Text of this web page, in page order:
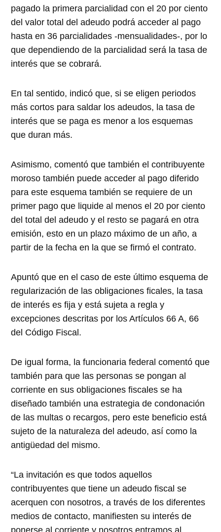
pagado la primera parcialidad con el 20 por ciento
del valor total del adeudo podrá acceder al pago
hasta en 36 parcialidades -mensualidades-, por lo
que dependiendo de la parcialidad será la tasa de
interés que se cobrará.
En tal sentido, indicó que, si se eligen periodos
más cortos para saldar los adeudos, la tasa de
interés que se paga es menor a los esquemas
que duran más.
Asimismo, comentó que también el contribuyente
moroso también puede acceder al pago diferido
para este esquema también se requiere de un
primer pago que liquide al menos el 20 por ciento
del total del adeudo y el resto se pagará en otra
emisión, esto en un plazo máximo de un año, a
partir de la fecha en la que se firmó el contrato.
Apuntó que en el caso de este último esquema de
regularización de las obligaciones ficales, la tasa
de interés es fija y está sujeta a regla y
excepciones descritas por los Artículos 66 A, 66
del Código Fiscal.
De igual forma, la funcionaria federal comentó que
también para que las personas se pongan al
corriente en sus obligaciones fiscales se ha
diseñado también una estrategia de condonación
de las multas o recargos, pero este beneficio está
sujeto de la naturaleza del adeudo, así como la
antigüedad del mismo.
“La invitación es que todos aquellos
contribuyentes que tiene un adeudo fiscal se
acerquen con nosotros, a través de los diferentes
medios de contacto, manifiesten su interés de
ponerse al corriente y nosotros entramos al